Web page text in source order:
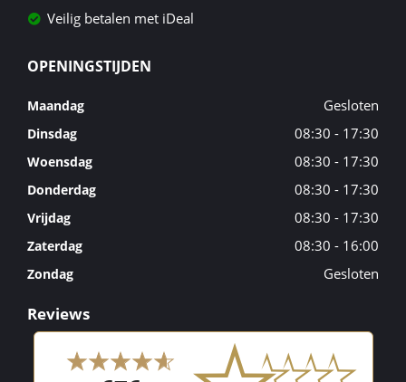
Veilig betalen met iDeal
OPENINGSTIJDEN
Maandag Gesloten
Dinsdag 08:30 - 17:30
Woensdag 08:30 - 17:30
Donderdag 08:30 - 17:30
Vrijdag 08:30 - 17:30
Zaterdag 08:30 - 16:00
Zondag Gesloten
Reviews